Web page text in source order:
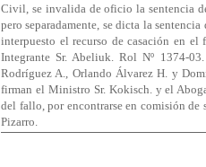
Civil, se invalida de oficio la sentencia
pero separadamente, se dicta la
interpuesto el recurso de casación en
Integrante Sr. Abeliuk. Rol Nº 1374-
Rodríguez A., Orlando Álvarez H. y
firman el Ministro Sr. Kokisch. y el
del fallo, por encontrarse en comisión de
Pizarro.